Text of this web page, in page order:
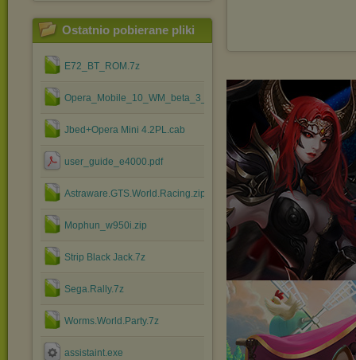
Ostatnio pobierane pliki
E72_BT_ROM.7z
Opera_Mobile_10_WM_beta_3_sp.cab
Jbed+Opera Mini 4.2PL.cab
user_guide_e4000.pdf
Astraware.GTS.World.Racing.zip
Mophun_w950i.zip
Strip Black Jack.7z
Sega.Rally.7z
Worms.World.Party.7z
assistaint.exe